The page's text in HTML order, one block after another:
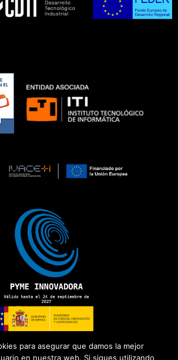
para asegurar que damos la mejor
en nuestra web. Si sigues utilizando